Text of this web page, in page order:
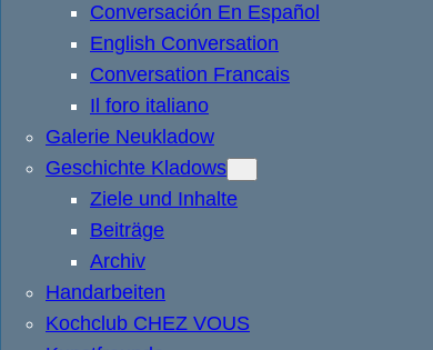
Conversación En Español
English Conversation
Conversation Francais
Il foro italiano
Galerie Neukladow
Geschichte Kladows
Ziele und Inhalte
Beiträge
Archiv
Handarbeiten
Kochclub CHEZ VOUS